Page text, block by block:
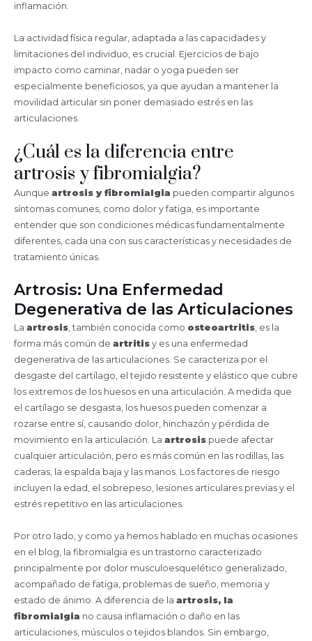
inflamación.
La actividad física regular, adaptada a las capacidades y
limitaciones del individuo, es crucial. Ejercicios de bajo
impacto como caminar, nadar o yoga pueden ser
especialmente beneficiosos, ya que ayudan a mantener la
movilidad articular sin poner demasiado estrés en las
articulaciones.
¿Cuál es la diferencia entre
artrosis y fibromialgia?
Aunque artrosis y fibromialgia pueden compartir algunos
síntomas comunes, como dolor y fatiga, es importante
entender que son condiciones médicas fundamentalmente
diferentes, cada una con sus características y necesidades de
tratamiento únicas.
Artrosis: Una Enfermedad
Degenerativa de las Articulaciones
La artrosis, también conocida como osteoartritis, es la
forma más común de artritis y es una enfermedad
degenerativa de las articulaciones. Se caracteriza por el
desgaste del cartílago, el tejido resistente y elástico que cubre
los extremos de los huesos en una articulación. A medida que
el cartílago se desgasta, los huesos pueden comenzar a
rozarse entre sí, causando dolor, hinchazón y pérdida de
movimiento en la articulación. La artrosis puede afectar
cualquier articulación, pero es más común en las rodillas, las
caderas, la espalda baja y las manos. Los factores de riesgo
incluyen la edad, el sobrepeso, lesiones articulares previas y el
estrés repetitivo en las articulaciones.
Por otro lado, y como ya hemos hablado en muchas ocasiones
en el blog, la fibromialgia es un trastorno caracterizado
principalmente por dolor musculoesquelético generalizado,
acompañado de fatiga, problemas de sueño, memoria y
estado de ánimo. A diferencia de la artrosis, la
fibromialgia no causa inflamación o daño en las
articulaciones, músculos o tejidos blandos. Sin embargo,